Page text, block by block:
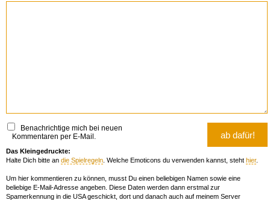
Benachrichtige mich bei neuen
Kommentaren per E-Mail.
Das Kleingedruckte:
Halte Dich bitte an die Spielregeln . Welche Emoticons du verwenden kannst, steht hier.
Um hier kommentieren zu können, musst Du einen beliebigen Namen sowie eine
beliebige E-Mail-Adresse angeben. Diese Daten werden dann erstmal zur
Spamerkennung in die USA geschickt, dort und danach auch auf meinem Server